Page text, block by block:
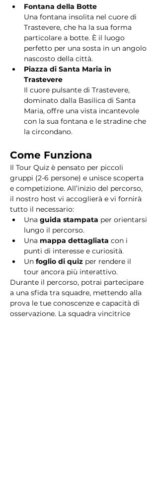
Fontana della Botte
Una fontana insolita nel cuore di
Trastevere, che ha la sua forma
particolare a botte. È il luogo
perfetto per una sosta in un angolo
nascosto della città.
Piazza di Santa Maria in
Trastevere
Il cuore pulsante di Trastevere,
dominato dalla Basilica di Santa
Maria, offre una vista incantevole
con la sua fontana e le stradine che
la circondano.
Come Funziona
Il Tour Quiz è pensato per piccoli
gruppi (2-6 persone) e unisce scoperta
e competizione. All’inizio del percorso,
il nostro host vi accoglierà e vi fornirà
tutto il necessario:
Una guida stampata per orientarsi
lungo il percorso.
Una mappa dettagliata con i
punti di interesse e curiosità.
Un foglio di quiz per rendere il
tour ancora più interattivo.
Durante il percorso, potrai partecipare
a una sfida tra squadre, mettendo alla
prova le tue conoscenze e capacità di
osservazione. La squadra vincitrice